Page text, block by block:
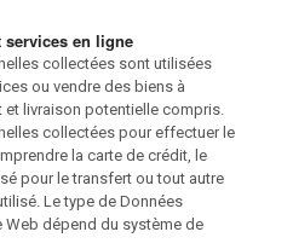
services en ligne
collectées sont utilisées
ou vendre des biens à
et livraison potentielle compris.
collectées pour effectuer le
la carte de crédit, le
pour le transfert ou tout autre
Le type de Données
dépend du système de